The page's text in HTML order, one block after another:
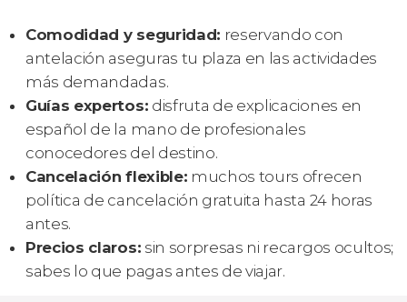
Comodidad y seguridad: reservando con
antelación aseguras tu plaza en las actividades
más demandadas.
Guías expertos: disfruta de explicaciones en
español de la mano de profesionales
conocedores del destino.
Cancelación flexible: muchos tours ofrecen
política de cancelación gratuita hasta 24 horas
antes.
Precios claros: sin sorpresas ni recargos ocultos;
sabes lo que pagas antes de viajar.